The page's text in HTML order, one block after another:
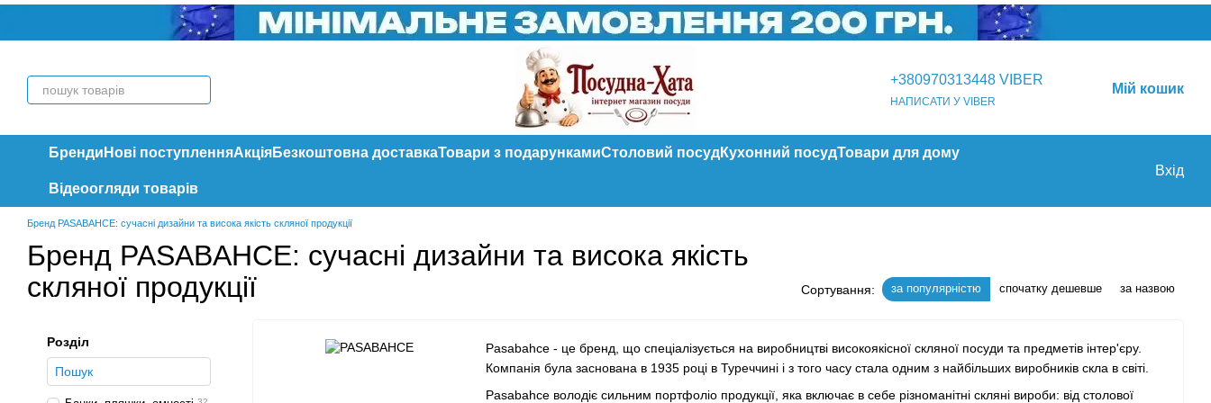
Перейти до основного контенту
+380970313448 VIBER
НАПИСАТИ У VIBER
Мій кошик
Бренди Нові поступленняАкціяБезкоштовна доставкаТовари з подарункамиСтоловий посудКухонний посудТовари для дому
Відеоогляди товарів
Вхід
Бренд PASABAHCE: сучасні дизайни та висока якість скляної продукції
Бренд PASABAHCE: сучасні дизайни та висока якість
скляної продукції
Сортування: за популярністю спочатку дешевше за назвою
Pasabahce - це бренд, що спеціалізується на виробництві високоякісної скляної посуди та предметів інтер'єру.
Компанія була заснована в 1935 році в Туреччині і з того часу стала одним з найбільших виробників скла в світі.
Pasabahce володіє сильним портфоліо продукції, яка включає в себе різноманітні скляні вироби: від столової
Розділ